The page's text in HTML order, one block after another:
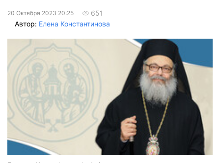
20 Октября 2023 20:25
651
Автор: Елена Константинова